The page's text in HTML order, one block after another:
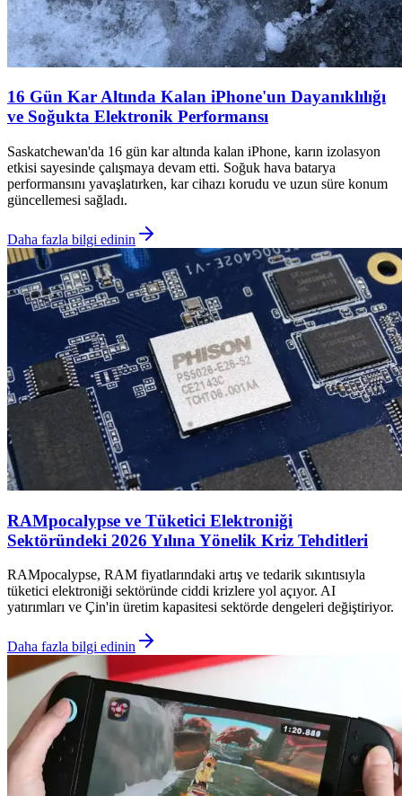
16 Gün Kar Altında Kalan iPhone'un Dayanıklılığı
ve Soğukta Elektronik Performansı
Saskatchewan'da 16 gün kar altında kalan iPhone, karın izolasyon
etkisi sayesinde çalışmaya devam etti. Soğuk hava batarya
performansını yavaşlatırken, kar cihazı korudu ve uzun süre konum
güncellemesi sağladı.
Daha fazla bilgi edinin
RAMpocalypse ve Tüketici Elektroniği
Sektöründeki 2026 Yılına Yönelik Kriz Tehditleri
RAMpocalypse, RAM fiyatlarındaki artış ve tedarik sıkıntısıyla
tüketici elektroniği sektöründe ciddi krizlere yol açıyor. AI
yatırımları ve Çin'in üretim kapasitesi sektörde dengeleri değiştiriyor.
Daha fazla bilgi edinin